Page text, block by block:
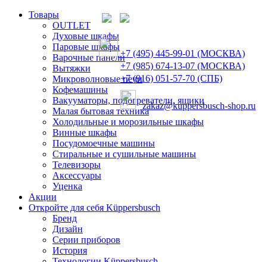
Товары
OUTLET
Духовые шкафы
Паровые шкафы
Варочные панели
Вытяжки
Микроволновые печи
Кофемашины
Вакууматоры, подогреватели, ящики
Малая бытовая техника
Холодильные и морозильные шкафы
Винные шкафы
Посудомоечные машины
Стиральные и сушильные машины
Телевизоры
Аксессуары
Уценка
Акции
Откройте для себя Küppersbusch
Бренд
Дизайн
Серии приборов
История
+7 (495) 445-99-01 (МОСКВА)
+7 (985) 674-13-07 (МОСКВА)
+7 (916) 051-57-70 (СПБ)
zakaz@kuppersbusch-shop.ru